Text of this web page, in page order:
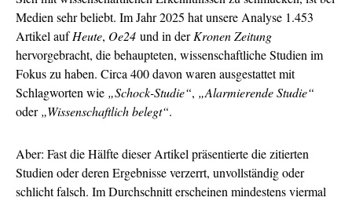
Medien sehr beliebt. Im Jahr 2025 hat unsere Analyse 1.453
Artikel aufHeute, Oe24 und in derKronen Zeitung
hervorgebracht, die behaupteten, wissenschaftliche Studien im
Fokus zu haben. Circa 400 davon waren ausgestattet mit
Schlagworten wie „Schock-Studie“, „Alarmierende Studie“
oder„Wissenschaftlich belegt“.
Aber: Fast die Hälfte dieser Artikel präsentierte die zitierten
Studien oder deren Ergebnisse verzerrt, unvollständig oder
schlicht falsch. Im Durchschnitt erscheinen mindestens viermal